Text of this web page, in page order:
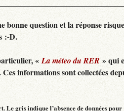
bonne question et la réponse risque
:-D.
«La méteo du RER » qui
informations sont collectées
Le gris indique l’absence de données pour